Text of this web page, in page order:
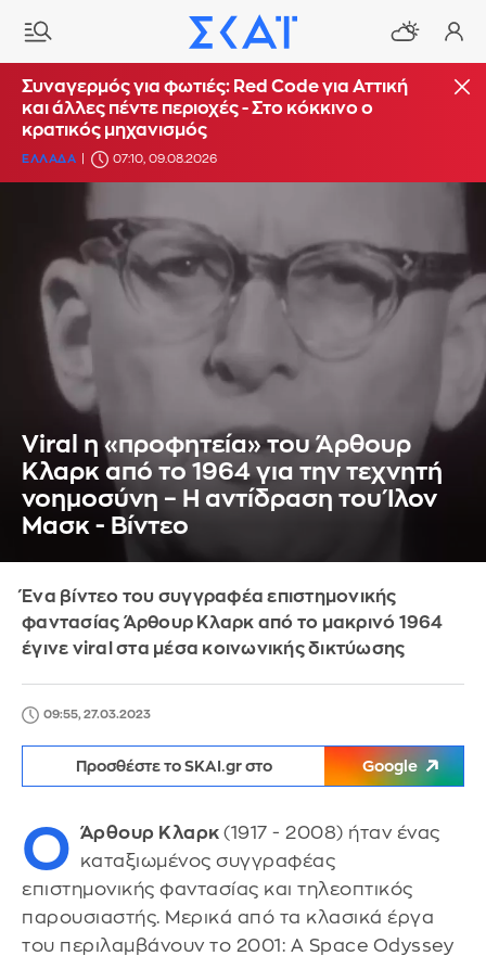
Συναγερμός για φωτιές: Red Code για Αττική
και άλλες πέντε περιοχές - Στο κόκκινο ο
κρατικός μηχανισμός
ΕΛΛΑΔΑ 07:10, 09.08.2026
Viral η «προφητεία» του Άρθουρ
Κλαρκ από το 1964 για την τεχνητή
νοημοσύνη – Η αντίδραση του Ίλον
Μασκ - Βίντεο
Ένα βίντεο του συγγραφέα επιστημονικής
φαντασίας Άρθουρ Κλαρκ από το μακρινό 1964
έγινε viral στα μέσα κοινωνικής δικτύωσης
09:55, 27.03.2023
Προσθέστε το SKAI.gr στο Google
Ο Άρθουρ Κλαρκ (1917 - 2008) ήταν ένας
καταξιωμένος συγγραφέας
επιστημονικής φαντασίας και τηλεοπτικός
παρουσιαστής. Μερικά από τα κλασικά έργα
του περιλαμβάνουν το 2001: A Space Odyssey